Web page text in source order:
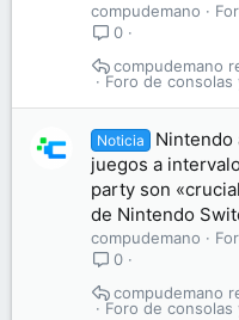
compudemano
0
Foro de consolas
compudemano
Noticia
Nintendo
juegos a
party son
de Nintendo
compudemano
0
Foro de consolas
compudemano